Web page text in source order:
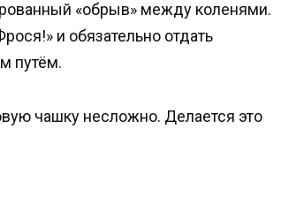
«обрыв» между коленями.
и обязательно отдать
путём.
чашку несложно. Делается это